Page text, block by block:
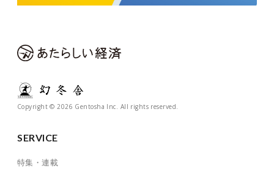
Copyright © 2026 Gentosha Inc. All rights reserved.
SERVICE
特集・連載